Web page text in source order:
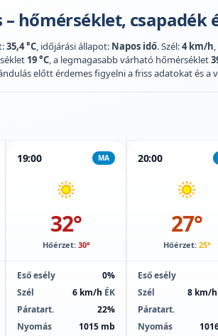
hőmérséklet, csapadék
35,4 °C, időjárási állapot: Napos idő. Szél:4 km/h
19 °C, a legmagasabb várható hőmérséklet
előtt érdemes figyelni a friss adatokat és a
19:00 MA
32°
Hőérzet: 30°
Eső esély
0%
Szél
6 km/h ÉK
Páratart.
22%
Nyomás
1015 mb
20:00
27°
Hőérzet: 25°
Eső esély
Szél
8 km/h
Páratart.
Nyomás